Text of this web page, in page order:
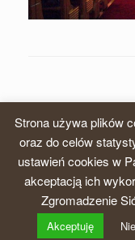
© 2026, Zgromadzenie
Strona używa plików
oraz do celów
ustawień cookies w
akceptacją ich
Zgromadzenie
Akceptuję